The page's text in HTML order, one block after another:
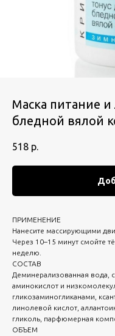
Маска питание
бледной вялой
518 р.
ПРИМЕНЕНИЕ
Нанесите массирующими
Через 10–15 минут смойте
неделю.
СОСТАВ
Деминерализованная вода,
аминокислот и
гликозаминогликанами,
линолевой кислот,
гликоль, парфюмерная
ОБЪЕМ